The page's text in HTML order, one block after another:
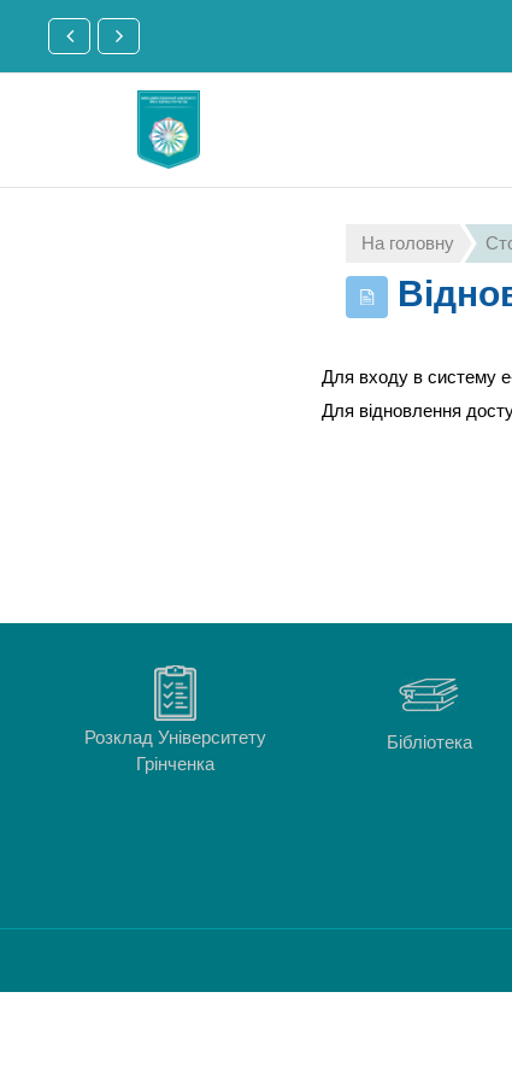
На головну
Для входу в систему
Для відновлення
Розклад Університету
Грінченка
Бібліотека